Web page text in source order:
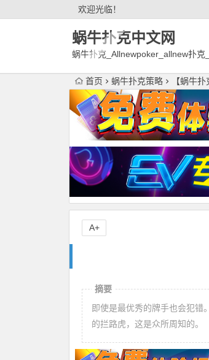
欢迎光临！
蜗牛扑克中文网
蜗牛扑克_Allnewpoker_allnew扑克
首页 蜗牛扑克策略 【蜗牛
A+
摘要
即使是最优秀的牌手也会犯错
的拦路虎，这是众所周知的。